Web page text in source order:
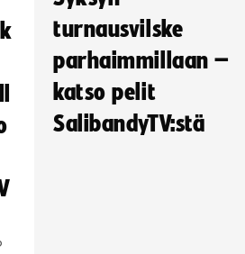
turnausvilske
parhaimmillaan –
katso pelit
SalibandyTV:stä